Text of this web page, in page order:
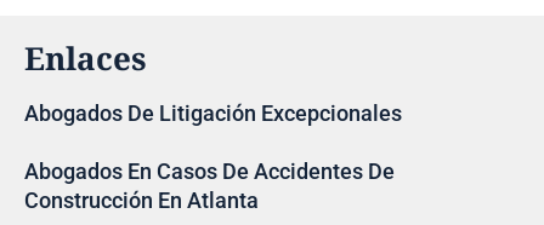
Enlaces
Abogados De Litigación Excepcionales
Abogados En Casos De Accidentes De
Construcción En Atlanta